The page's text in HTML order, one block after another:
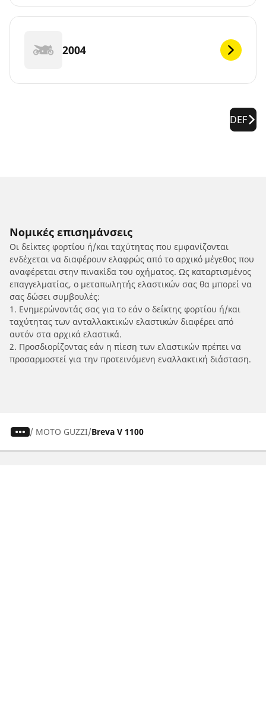
2004
DEF
Νομικές επισημάνσεις
Οι δείκτες φορτίου ή/και ταχύτητας που εμφανίζονται
ενδέχεται να διαφέρουν ελαφρώς από το αρχικό μέγεθος που
αναφέρεται στην πινακίδα του οχήματος. Ως καταρτισμένος
επαγγελματίας, ο μεταπωλητής ελαστικών σας θα μπορεί να
σας δώσει συμβουλές:
1. Ενημερώνοντάς σας για το εάν ο δείκτης φορτίου ή/και
ταχύτητας των ανταλλακτικών ελαστικών διαφέρει από
αυτόν στα αρχικά ελαστικά.
2. Προσδιορίζοντας εάν η πίεση των ελαστικών πρέπει να
προσαρμοστεί για την προτεινόμενη εναλλακτική διάσταση.
/ MOTO GUZZI Breva V 1100